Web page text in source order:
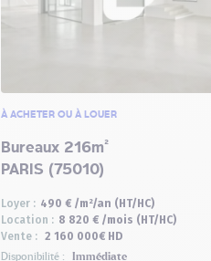
À ACHETER OU À LOUER
Bureaux 216m²
PARIS (75010)
Loyer : 490 € /m²/an (HT/HC)
Location : 8 820 € /mois (HT/HC)
Vente : 2 160 000€ HD
Disponibilité : Immédiate